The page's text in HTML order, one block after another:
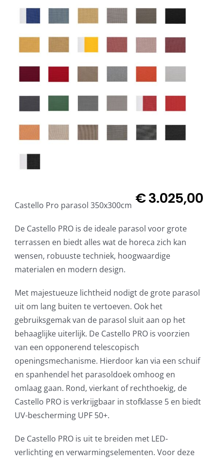
€3.025,00
Castello Pro parasol 350x300cm
De Castello PRO is de ideale parasol voor grote
terrassen en biedt alles wat de horeca zich kan
wensen, robuuste techniek, hoogwaardige
materialen en modern design.
Met majestueuze lichtheid nodigt de grote parasol
uit om lang buiten te vertoeven. Ook het
gebruiksgemak van de parasol sluit aan op het
behaaglijke uiterlijk. De Castello PRO is voorzien
van een opponerend telescopisch
openingsmechanisme. Hierdoor kan via een schuif
en spanhendel het parasoldoek omhoog en
omlaag gaan. Rond, vierkant of rechthoekig, de
Castello PRO is verkrijgbaar in stofklasse 5 en biedt
UV-bescherming UPF 50+.
De Castello PRO is uit te breiden met LED-
verlichting en verwarmingselementen. Voor deze